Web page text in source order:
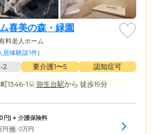
喜美の森・緑園
料老人ホーム
居体験談1件)
要介護1〜5
認知症可
1346-1
弥生台駅から 徒歩19分
0 円) + 介護保険料
円 他 0万円